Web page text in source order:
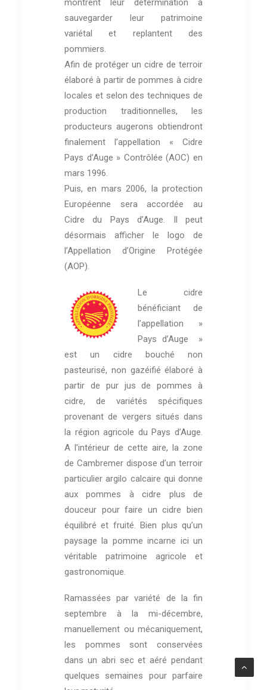
montrent leur détermination à
sauvegarder leur patrimoine
variétal et replantent des
pommiers.
Afin de protéger un cidre de terroir
élaboré à partir de pommes à cidre
locales et selon des techniques de
production traditionnelles, les
producteurs augerons obtiendront
finalement l’appellation « Cidre
Pays d’Auge » Contrôlée (AOC) en
mars 1996.
Puis, en mars 2006, la protection
Européenne sera accordée au
Cidre du Pays d’Auge. Il peut
désormais afficher le logo de
l’Appellation d’Origine Protégée
(AOP).
Le cidre
bénéficiant de
l’appellation »
Pays d’Auge »
est un cidre bouché non
pasteurisé, non gazéifié élaboré à
partir de pur jus de pommes à
cidre, de variétés spécifiques
provenant de vergers situés dans
la région agricole du Pays d’Auge.
A l’intérieur de cette aire, la zone
de Cambremer dispose d’un terroir
particulier argilo calcaire qui donne
aux pommes à cidre plus de
douceur pour faire un cidre bien
équilibré et fruité. Bien plus qu’un
paysage la pomme incarne ici un
véritable patrimoine agricole et
gastronomique.
Ramassées par variété de la fin
septembre à la mi-décembre,
manuellement ou mécaniquement,
les pommes sont conservées
dans un abri sec et aéré pendant
quelques semaines pour parfaire